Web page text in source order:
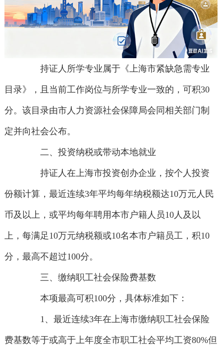
持证人所学专业属于《上海市紧缺急需专业
目录》，且当前工作岗位与所学专业一致的，可积30
分。该目录由市人力资源社会保障局会同相关部门制
定并向社会公布。
二、投资纳税或带动本地就业
持证人在上海市投资创办企业，按个人投资
份额计算，最近连续3年平均每年纳税额达10万元人民
币及以上，或平均每年聘用本市户籍人员10人及以
上，每满足10万元纳税额或10名本市户籍员工，积10
分，最高不超过100分。
三、缴纳职工社会保险费基数
本项最高可积100分，具体标准如下：
1、最近连续3年在上海市缴纳职工社会保险
费基数等于或高于上年度全市职工社会平均工资80%但